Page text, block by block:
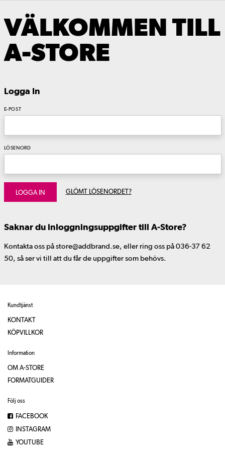
VÄLKOMMEN TILL
A-STORE
Logga In
E-POST
LÖSENORD
LOGGA IN GLÖMT LÖSENORDET?
Saknar du inloggningsuppgifter till A-Store?
Kontakta oss på store@addbrand.se, eller ring oss på 036-37 62
50, så ser vi till att du får de uppgifter som behövs.
Kundtjänst
KONTAKT
KÖPVILLKOR
Information
OM A-STORE
FORMATGUIDER
Följ oss
FACEBOOK
INSTAGRAM
YOUTUBE